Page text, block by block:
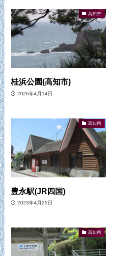
高知県
桂浜公園(高知市)
2026年4月14日
高知県
豊永駅(JR四国)
2023年4月25日
高知県